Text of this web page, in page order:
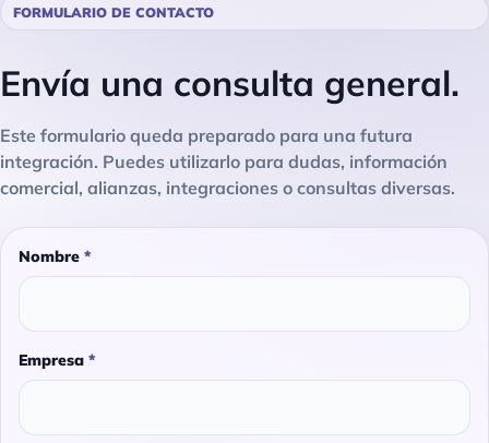
FORMULARIO DE CONTACTO
Envía una consulta general.
Este formulario queda preparado para una futura
integración. Puedes utilizarlo para dudas, información
comercial, alianzas, integraciones o consultas diversas.
Nombre *
Empresa *